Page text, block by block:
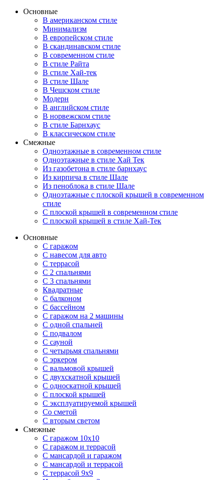
Основные
В американском стиле
Минимализм
В европейском стиле
В скандинавском стиле
В современном стиле
В стиле Райта
В стиле Хай-тек
В стиле Шале
В Чешском стиле
Модерн
В английском стиле
В норвежском стиле
В стиле Барнхаус
В классическом стиле
Смежные
Одноэтажные в современном стиле
Одноэтажные в стиле Хай Тек
Из газобетона в стиле барнхаус
Из кирпича в стиле Шале
Из пеноблока в стиле Шале
Одноэтажные с плоской крышей в современном
стиле
С плоской крышей в современном стиле
С плоской крышей в стиле Хай-Тек
Основные
С гаражом
С навесом для авто
С террасой
С 2 спальнями
С 3 спальнями
Квадратные
С балконом
С бассейном
С гаражом на 2 машины
С одной спальней
С подвалом
С сауной
С четырьмя спальнями
С эркером
С вальмовой крышей
С двухскатной крышей
С односкатной крышей
С плоской крышей
С эксплуатируемой крышей
Со сметой
С вторым светом
Смежные
С гаражом 10х10
С гаражом и террасой
С мансардой и гаражом
С мансардой и террасой
С террасой 9х9